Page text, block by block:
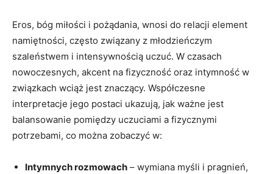
Eros, bóg miłości i pożądania, wnosi do relacji element
namiętności, często związany z młodzieńczym
szaleństwem i intensywnością uczuć. W czasach
nowoczesnych, akcent na fizyczność oraz intymność w
związkach wciąż jest znaczący. Współczesne
interpretacje jego postaci ukazują, jak ważne jest
balansowanie pomiędzy uczuciami a fizycznymi
potrzebami, co można zobaczyć w:
Intymnych rozmowach – wymiana myśli i pragnień,